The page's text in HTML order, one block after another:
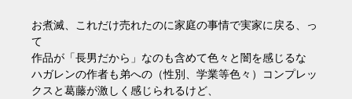
お煮滅、これだけ売れたのに家庭の事情で実家に戻る、っ
て
作品が「長男だから」なのも含めて色々と闇を感じるな
ハガレンの作者も弟への（性別、学業等色々）コンプレッ
クスと葛藤が激しく感じられるけど、